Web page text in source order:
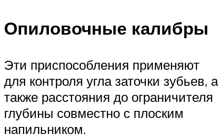
Опиловочные калибры
Эти приспособления применяют
для контроля угла заточки зубьев, а
также расстояния до ограничителя
глубины совместно с плоским
напильником.